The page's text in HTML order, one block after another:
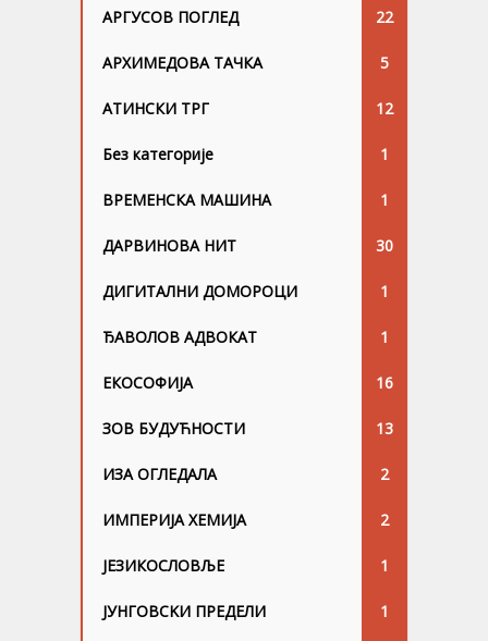
АРГУСОВ ПОГЛЕД 22
АРХИМЕДОВА ТАЧКА 5
АТИНСКИ ТРГ 12
Без категорије 1
ВРЕМЕНСКА МАШИНА 1
ДАРВИНОВА НИТ 30
ДИГИТАЛНИ ДОМОРОЦИ 1
ЂАВОЛОВ АДВОКАТ 1
ЕКОСОФИЈА 16
ЗОВ БУДУЋНОСТИ 13
ИЗА ОГЛЕДАЛА 2
ИМПЕРИЈА ХЕМИЈА 2
ЈЕЗИКОСЛОВЉЕ 1
ЈУНГОВСKИ ПРЕДЕЛИ 1